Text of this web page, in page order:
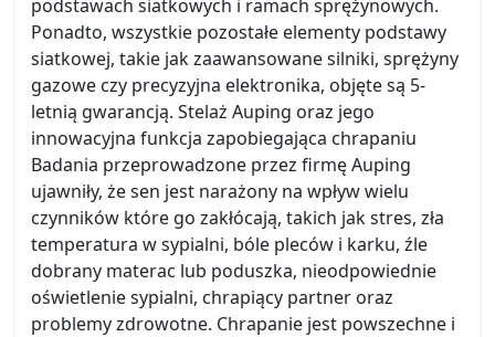
podstawach siatkowych i ramach sprężynowych.
Ponadto, wszystkie pozostałe elementy podstawy
siatkowej, takie jak zaawansowane silniki, sprężyny
gazowe czy precyzyjna elektronika, objęte są 5-
letnią gwarancją. Stelaż Auping oraz jego
innowacyjna funkcja zapobiegająca chrapaniu
Badania przeprowadzone przez firmę Auping
ujawniły, że sen jest narażony na wpływ wielu
czynników które go zakłócają, takich jak stres, zła
temperatura w sypialni, bóle pleców i karku, źle
dobrany materac lub poduszka, nieodpowiednie
oświetlenie sypialni, chrapiący partner oraz
problemy zdrowotne. Chrapanie jest powszechne i